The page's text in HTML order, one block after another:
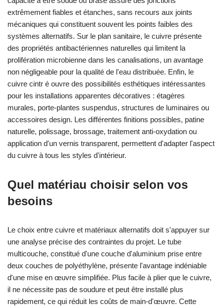
extrêmement fiables et étanches, sans recours aux joints
mécaniques qui constituent souvent les points faibles des
systèmes alternatifs. Sur le plan sanitaire, le cuivre présente
des propriétés antibactériennes naturelles qui limitent la
prolifération microbienne dans les canalisations, un avantage
non négligeable pour la qualité de l'eau distribuée. Enfin, le
cuivre cintr é ouvre des possibilités esthétiques intéressantes
pour les installations apparentes décoratives : étagères
murales, porte-plantes suspendus, structures de luminaires ou
accessoires design. Les différentes finitions possibles, patine
naturelle, polissage, brossage, traitement anti-oxydation ou
application d'un vernis transparent, permettent d'adapter l'aspect
du cuivre à tous les styles d'intérieur.
Quel matériau choisir selon vos
besoins
Le choix entre cuivre et matériaux alternatifs doit s'appuyer sur
une analyse précise des contraintes du projet. Le tube
multicouche, constitué d'une couche d'aluminium prise entre
deux couches de polyéthylène, présente l'avantage indéniable
d'une mise en œuvre simplifiée. Plus facile à plier que le cuivre,
il ne nécessite pas de soudure et peut être installé plus
rapidement, ce qui réduit les coûts de main-d'œuvre. Cette